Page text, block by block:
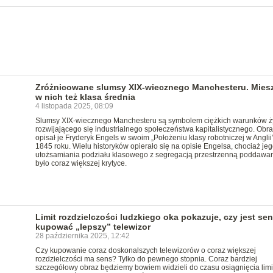
Zróżnicowane slumsy XIX-wiecznego Manchesteru.
w nich też klasa średnia
4 listopada 2025, 08:09
Slumsy XIX-wiecznego Manchesteru są symbolem ciężkich warunków
rozwijającego się industrialnego społeczeństwa kapitalistycznego.
opisał je Fryderyk Engels w swoim „Położeniu klasy robotniczej w
1845 roku. Wielu historyków opierało się na opisie Engelsa, chociaż
utożsamiania podziału klasowego z segregacją przestrzenną
było coraz większej krytyce.
Limit rozdzielczości ludzkiego oka pokazuje, czy jest
kupować „lepszy” telewizor
28 października 2025, 12:42
Czy kupowanie coraz doskonalszych telewizorów o coraz większej
rozdzielczości ma sens? Tylko do pewnego stopnia. Coraz bardziej
szczegółowy obraz będziemy bowiem widzieli do czasu osiągnięcia